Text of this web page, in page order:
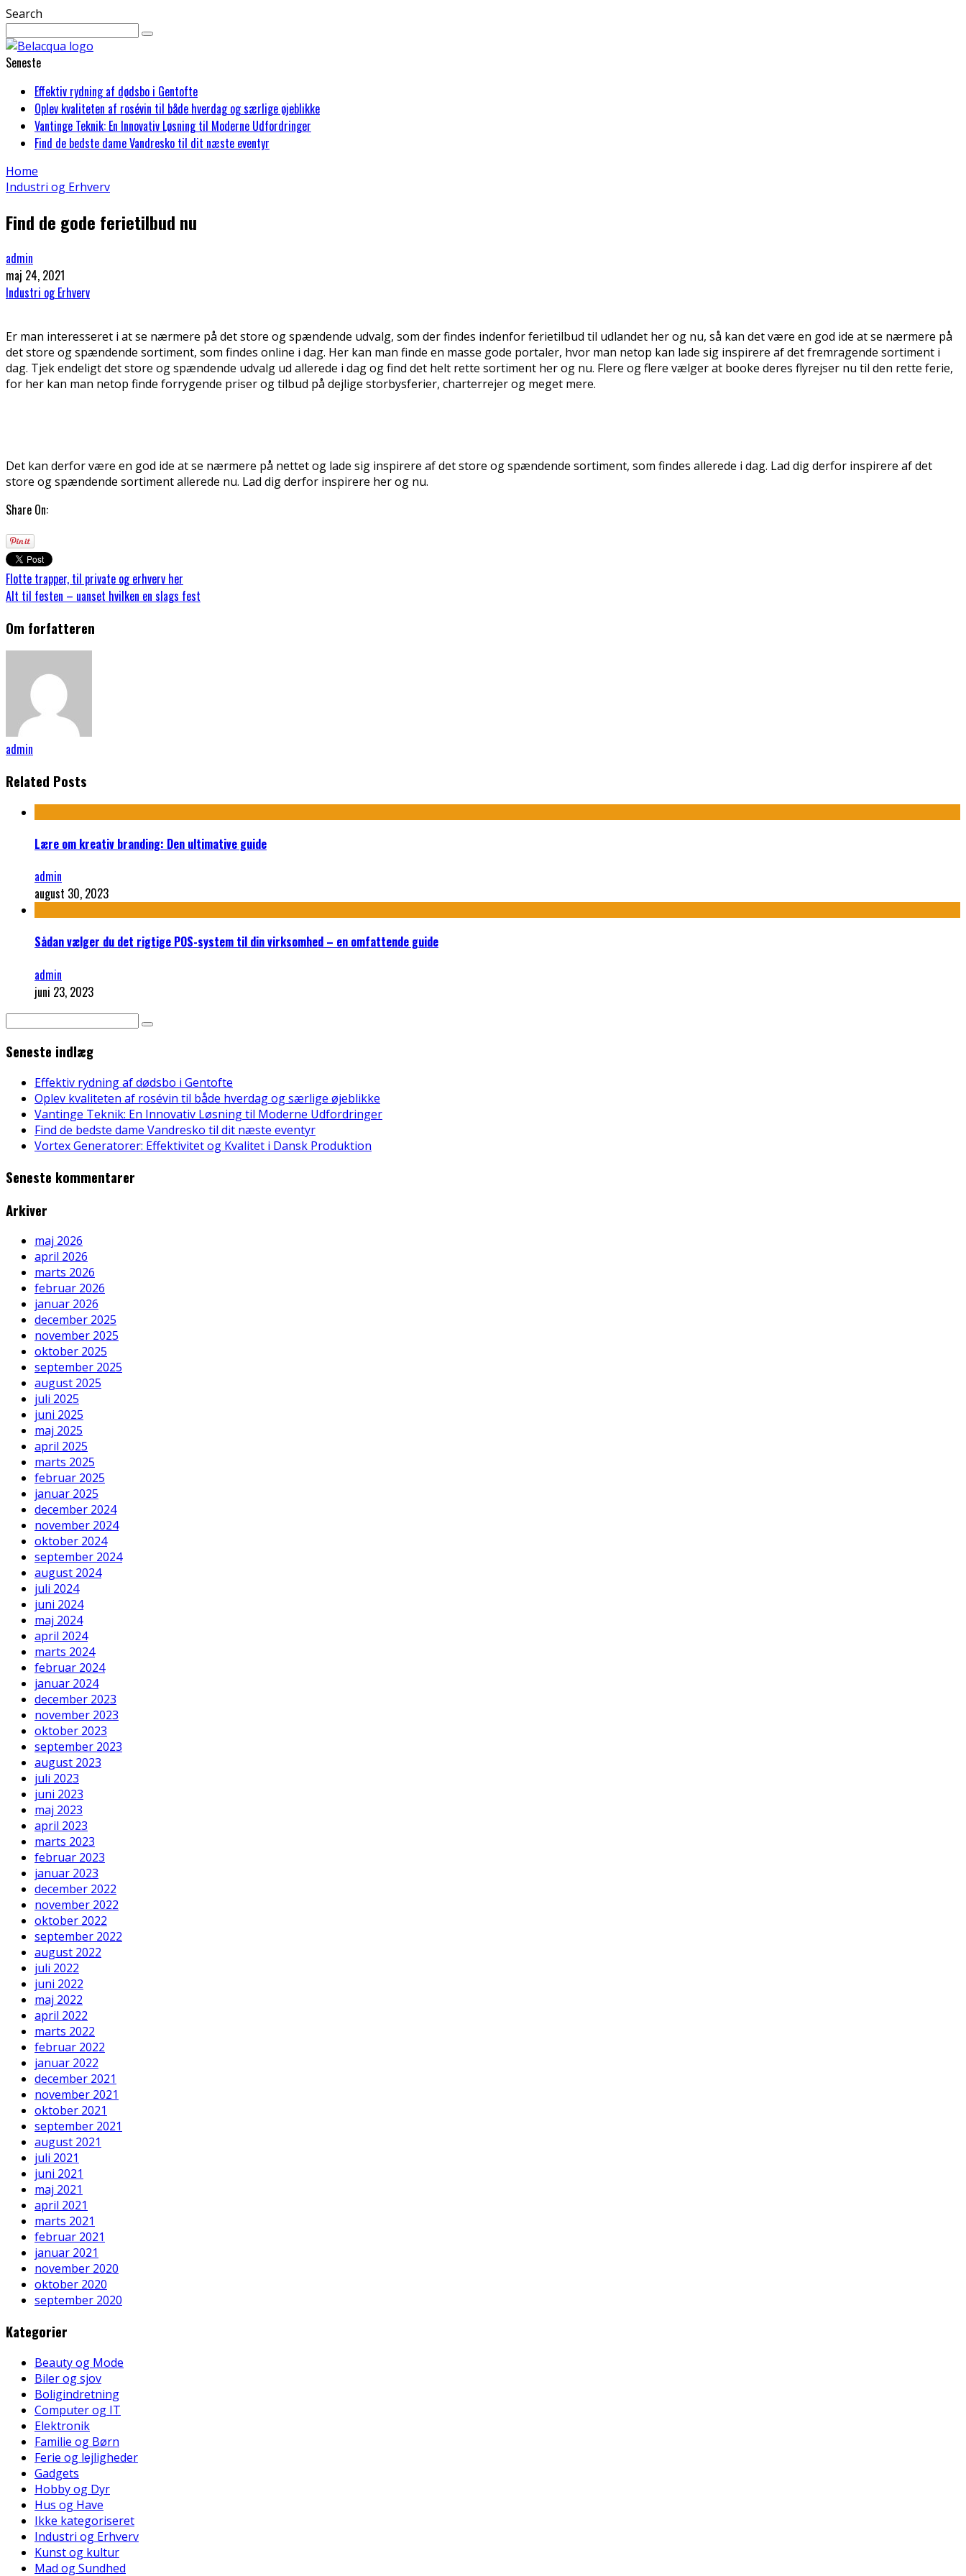
Search
Seneste
Effektiv rydning af dødsbo i Gentofte
Oplev kvaliteten af rosévin til både hverdag og særlige øjeblikke
Vantinge Teknik: En Innovativ Løsning til Moderne Udfordringer
Find de bedste dame Vandresko til dit næste eventyr
Home
Industri og Erhverv
Find de gode ferietilbud nu
admin
maj 24, 2021
Industri og Erhverv
Er man interesseret i at se nærmere på det store og spændende udvalg, som der findes indenfor ferietilbud til udlandet her og nu, så kan det være en god ide at se nærmere på
det store og spændende sortiment, som findes online i dag. Her kan man finde en masse gode portaler, hvor man netop kan lade sig inspirere af det fremragende sortiment i
dag. Tjek endeligt det store og spændende udvalg ud allerede i dag og find det helt rette sortiment her og nu. Flere og flere vælger at booke deres flyrejser nu til den rette ferie,
for her kan man netop finde forrygende priser og tilbud på dejlige storbysferier, charterrejer og meget mere.
Det kan derfor være en god ide at se nærmere på nettet og lade sig inspirere af det store og spændende sortiment, som findes allerede i dag. Lad dig derfor inspirere af det
store og spændende sortiment allerede nu. Lad dig derfor inspirere her og nu.
Share On:
Flotte trapper, til private og erhverv her
Alt til festen – uanset hvilken en slags fest
Om forfatteren
admin
Related Posts
Lære om kreativ branding: Den ultimative guide
admin
august 30, 2023
Sådan vælger du det rigtige POS-system til din virksomhed – en omfattende guide
admin
juni 23, 2023
Seneste indlæg
Effektiv rydning af dødsbo i Gentofte
Oplev kvaliteten af rosévin til både hverdag og særlige øjeblikke
Vantinge Teknik: En Innovativ Løsning til Moderne Udfordringer
Find de bedste dame Vandresko til dit næste eventyr
Vortex Generatorer: Effektivitet og Kvalitet i Dansk Produktion
Seneste kommentarer
Arkiver
maj 2026
april 2026
marts 2026
februar 2026
januar 2026
december 2025
november 2025
oktober 2025
september 2025
august 2025
juli 2025
juni 2025
maj 2025
april 2025
marts 2025
februar 2025
januar 2025
december 2024
november 2024
oktober 2024
september 2024
august 2024
juli 2024
juni 2024
maj 2024
april 2024
marts 2024
februar 2024
januar 2024
december 2023
november 2023
oktober 2023
september 2023
august 2023
juli 2023
juni 2023
maj 2023
april 2023
marts 2023
februar 2023
januar 2023
december 2022
november 2022
oktober 2022
september 2022
august 2022
juli 2022
juni 2022
maj 2022
april 2022
marts 2022
februar 2022
januar 2022
december 2021
november 2021
oktober 2021
september 2021
august 2021
juli 2021
juni 2021
maj 2021
april 2021
marts 2021
februar 2021
januar 2021
november 2020
oktober 2020
september 2020
Kategorier
Beauty og Mode
Biler og sjov
Boligindretning
Computer og IT
Elektronik
Familie og Børn
Ferie og lejligheder
Gadgets
Hobby og Dyr
Hus og Have
Ikke kategoriseret
Industri og Erhverv
Kunst og kultur
Mad og Sundhed